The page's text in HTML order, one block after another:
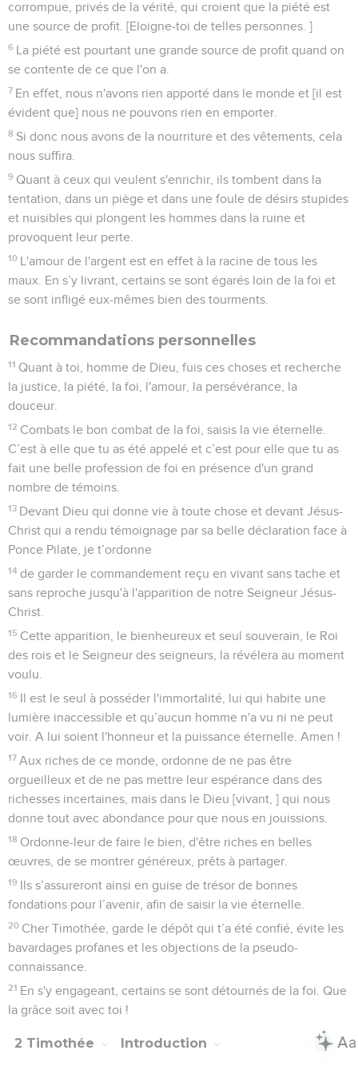
corrompue, privés de la vérité, qui croient que la piété est
une source de profit. [Eloigne-toi de telles personnes. ]
6 La piété est pourtant une grande source de profit quand on
se contente de ce que l'on a.
7 En effet, nous n'avons rien apporté dans le monde et [il est
évident que] nous ne pouvons rien en emporter.
8 Si donc nous avons de la nourriture et des vêtements, cela
nous suffira.
9 Quant à ceux qui veulent s'enrichir, ils tombent dans la
tentation, dans un piège et dans une foule de désirs stupides
et nuisibles qui plongent les hommes dans la ruine et
provoquent leur perte.
10 L'amour de l'argent est en effet à la racine de tous les
maux. En s’y livrant, certains se sont égarés loin de la foi et
se sont infligé eux-mêmes bien des tourments.
Recommandations personnelles
11 Quant à toi, homme de Dieu, fuis ces choses et recherche
la justice, la piété, la foi, l'amour, la persévérance, la
douceur.
12 Combats le bon combat de la foi, saisis la vie éternelle.
C’est à elle que tu as été appelé et c’est pour elle que tu as
fait une belle profession de foi en présence d'un grand
nombre de témoins.
13 Devant Dieu qui donne vie à toute chose et devant Jésus-
Christ qui a rendu témoignage par sa belle déclaration face à
Ponce Pilate, je t’ordonne
14 de garder le commandement reçu en vivant sans tache et
sans reproche jusqu'à l'apparition de notre Seigneur Jésus-
Christ.
15 Cette apparition, le bienheureux et seul souverain, le Roi
des rois et le Seigneur des seigneurs, la révélera au moment
voulu.
16 Il est le seul à posséder l'immortalité, lui qui habite une
lumière inaccessible et qu’aucun homme n'a vu ni ne peut
voir. A lui soient l'honneur et la puissance éternelle. Amen !
17 Aux riches de ce monde, ordonne de ne pas être
orgueilleux et de ne pas mettre leur espérance dans des
richesses incertaines, mais dans le Dieu [vivant, ] qui nous
donne tout avec abondance pour que nous en jouissions.
18 Ordonne-leur de faire le bien, d'être riches en belles
œuvres, de se montrer généreux, prêts à partager.
19 Ils s’assureront ainsi en guise de trésor de bonnes
fondations pour l’avenir, afin de saisir la vie éternelle.
20 Cher Timothée, garde le dépôt qui t’a été confié, évite les
bavardages profanes et les objections de la pseudo-
connaissance.
21 En s'y engageant, certains se sont détournés de la foi. Que
la grâce soit avec toi !
2 Timothée Introduction